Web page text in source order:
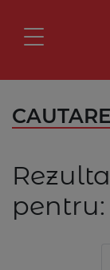
CAUTARE
pentru: